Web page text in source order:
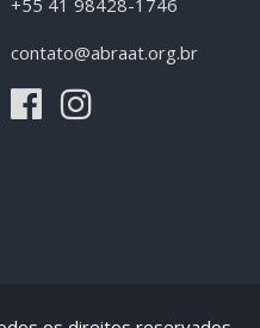
+55 41 98428-1746
contato@abraat.org.br